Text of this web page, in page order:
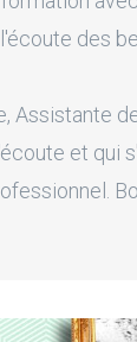
des
Assistante
et qui